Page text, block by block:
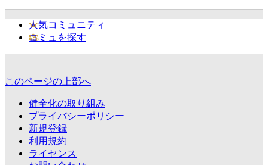
人気コミュニティ
コミュを探す
このページの上部へ
健全化の取り組み
プライバシーポリシー
新規登録
利用規約
ライセンス